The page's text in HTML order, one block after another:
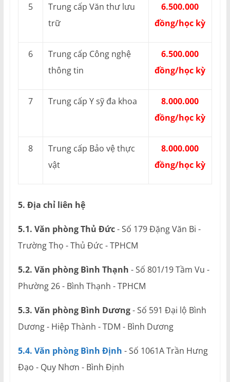
5
Trung cấp Văn thư lưu
trữ
6.500.000
đồng/học kỳ
6
Trung cấp Công nghệ
thông tin
6.500.000
đồng/học kỳ
7 Trung cấp Y sỹ đa khoa
8.000.000
đồng/học kỳ
8
Trung cấp Bảo vệ thực
vật
8.000.000
đồng/học kỳ
5. Địa chỉ liên hệ
5.1. Văn phòng Thủ Đức- Số 179 Đặng Văn Bi -
Trường Thọ - Thủ Đức - TPHCM
5.2. Văn phòng Bình Thạnh - Số 801/19 Tầm Vu -
Phường 26 - Bình Thạnh - TPHCM
5.3. Văn phòng Bình Dương- Số 591 Đại lộ Bình
Dương - Hiệp Thành - TDM - Bình Dương
5.4. Văn phòng Bình Định - Số 1061A Trần Hưng
Đạo - Quy Nhơn - Bình Định